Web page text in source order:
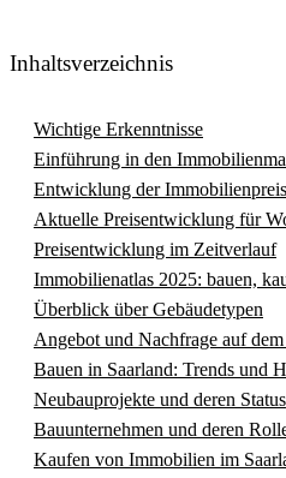
Inhaltsverzeichnis
Wichtige Erkenntnisse
Einführung in den
Entwicklung der
Aktuelle Preisentwicklung für
Preisentwicklung im Zeitverlauf
Immobilienatlas 2025: bauen,
Überblick über Gebäudetypen
Angebot und Nachfrage auf
Bauen in Saarland: Trends und
Neubauprojekte und deren Status
Bauunternehmen und deren
Kaufen von Immobilien im